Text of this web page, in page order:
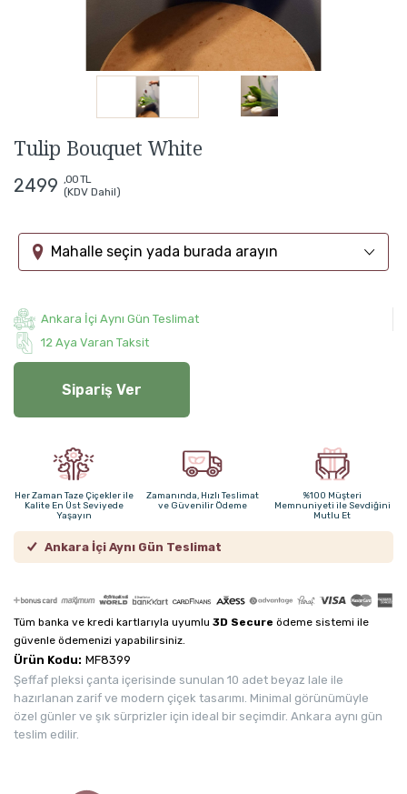
Tulip Bouquet White
2499 ,00 TL
(KDV Dahil)
Mahalle seçin yada burada arayın
Ankara İçi Aynı Gün Teslimat
12 Aya Varan Taksit
Sipariş Ver
Her Zaman Taze Çiçekler ile
Kalite En Üst Seviyede
Yaşayın
Zamanında, Hızlı Teslimat
ve Güvenilir Ödeme
%100 Müşteri
Memnuniyeti ile Sevdiğini
Mutlu Et
Ankara İçi Aynı Gün Teslimat
Tüm banka ve kredi kartlarıyla uyumlu 3D Secure ödeme sistemi ile
güvenle ödemenizi yapabilirsiniz.
Ürün Kodu: MF8399
Şeffaf pleksi çanta içerisinde sunulan 10 adet beyaz lale ile
hazırlanan zarif ve modern çiçek tasarımı. Minimal görünümüyle
özel günler ve şık sürprizler için ideal bir seçimdir. Ankara aynı gün
teslim edilir.